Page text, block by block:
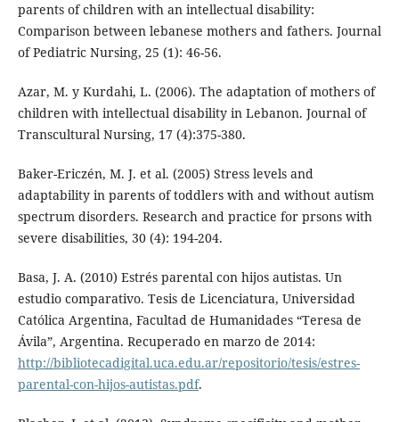
parents of children with an intellectual disability:
Comparison between lebanese mothers and fathers. Journal
of Pediatric Nursing, 25 (1): 46-56.
Azar, M. y Kurdahi, L. (2006). The adaptation of mothers of
children with intellectual disability in Lebanon. Journal of
Transcultural Nursing, 17 (4):375-380.
Baker-Ericzén, M. J. et al. (2005) Stress levels and
adaptability in parents of toddlers with and without autism
spectrum disorders. Research and practice for prsons with
severe disabilities, 30 (4): 194-204.
Basa, J. A. (2010) Estrés parental con hijos autistas. Un
estudio comparativo. Tesis de Licenciatura, Universidad
Católica Argentina, Facultad de Humanidades “Teresa de
Ávila”, Argentina. Recuperado en marzo de 2014:
http://bibliotecadigital.uca.edu.ar/repositorio/tesis/estres-
parental-con-hijos-autistas.pdf.